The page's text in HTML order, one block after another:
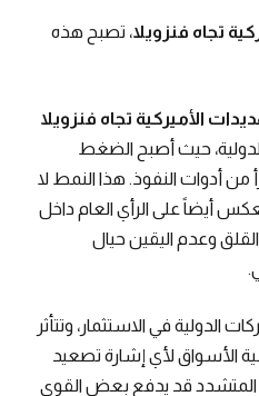
تجاه فنزويلا، تصبح هذه
الأميركية تجاه فنزويلا
حيث أصبح الضغط
من أدوات النفوذ. هذا النمط لا
أيضاً على الرأي العام داخل
وعدم اليقين حيال
الدولية في الاستثمار، وتتأثر
الأسواق لأي إشارة تصعيد
المتشدد قد يدفع بعض القوى